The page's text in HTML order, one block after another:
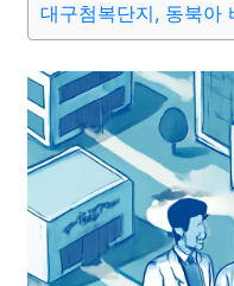
요리 상품리뷰 원예
대출 자동차 취미
종교 사회 정치 건강
부동산 외국어 교육
대구첨복단지, 동북아